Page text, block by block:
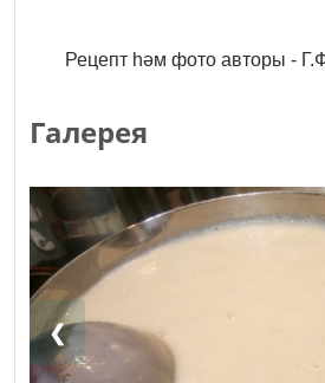
Рецепт һәм фото авторы -
Галерея
❮